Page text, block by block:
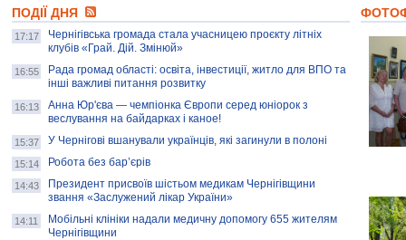
колекцію про війну, емоції та тварин
AB InBev Efes Україна підтримала
навчальний проєкт "Молодіжна бізнес-
школа", спрямований на розвиток
підприємництва у Чернігівській області
Золота тварина: видання Forbes
написало про чернігівця Патрона: хто і
скільки на ньому заробляє? І куди
витрачають?
ПОДІЇ ДНЯ
17:17
Чернігівська громада стала учасницею проєкту літніх
клубів «Грай. Дій. Змінюй»
16:55
Рада громад області: освіта, інвестиції, житло для ВПО та
інші важливі питання розвитку
16:13
Анна Юр'єва — чемпіонка Європи серед юніорок з
веслування на байдарках і каное!
15:37 У Чернігові вшанували українців, які загинули в полоні
15:14 Робота без бар’єрів
14:43
Президент присвоїв шістьом медикам Чернігівщини
звання «Заслужений лікар України»
14:11
Мобільні клініки надали медичну допомогу 655 жителям
Чернігівщини